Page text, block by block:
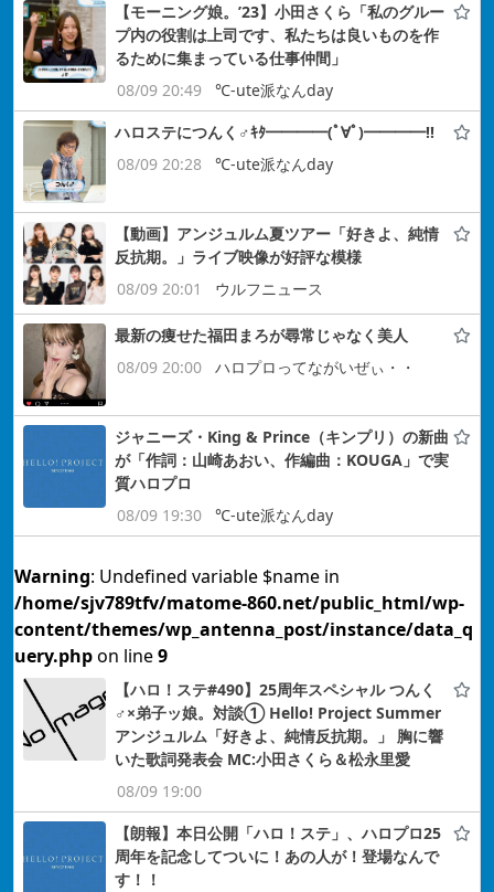
【モーニング娘。’23】小田さくら「私のグルー
プ内の役割は上司です、私たちは良いものを作
るために集まっている仕事仲間」
08/09 20:49
℃-ute派なんday
ハロステにつんく♂ｷﾀ━━━━(ﾟ∀ﾟ)━━━━!!
08/09 20:28
℃-ute派なんday
【動画】アンジュルム夏ツアー「好きよ、純情
反抗期。」ライブ映像が好評な模様
08/09 20:01
ウルフニュース
最新の痩せた福田まろが尋常じゃなく美人
08/09 20:00
ハロプロってながいぜぃ・・
ジャニーズ・King & Prince（キンプリ）の新曲
が「作詞：山崎あおい、作編曲：KOUGA」で実
質ハロプロ
08/09 19:30
℃-ute派なんday
Warning: Undefined variable $name in
/home/sjv789tfv/matome-860.net/public_html/wp-
content/themes/wp_antenna_post/instance/data_q
uery.phpon line9
【ハロ！ステ#490】25周年スペシャル つんく
♂×弟子ッ娘。対談① Hello! Project Summer
アンジュルム「好きよ、純情反抗期。」 胸に響
いた歌詞発表会 MC:小田さくら＆松永里愛
08/09 19:00
【朗報】本日公開「ハロ！ステ」、ハロプロ25
周年を記念してついに！あの人が！登場なんで
す！！